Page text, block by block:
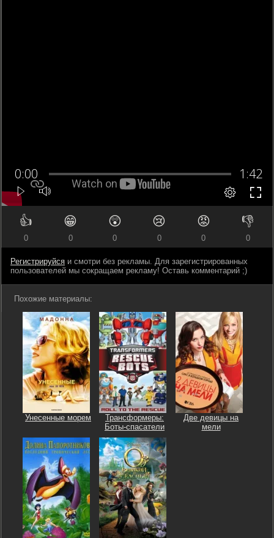
👍
0
😁
0
😲
0
😢
0
😡
0
👎
0
Регистрируйся и смотри без рекламы. Для зарегистрированных
пользователей мы сокращаем рекламу! Оставь комментарий ;)
Похожие материалы:
Унесенные морем
Трансформеры:
Боты-спасатели
Две девицы на
мели